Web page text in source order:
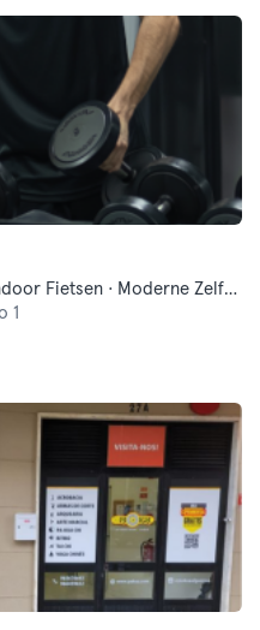
Fitness · Functionele Training · Indoor Fietsen · Moderne Zelfverdediging · Pilates · Yoga
1